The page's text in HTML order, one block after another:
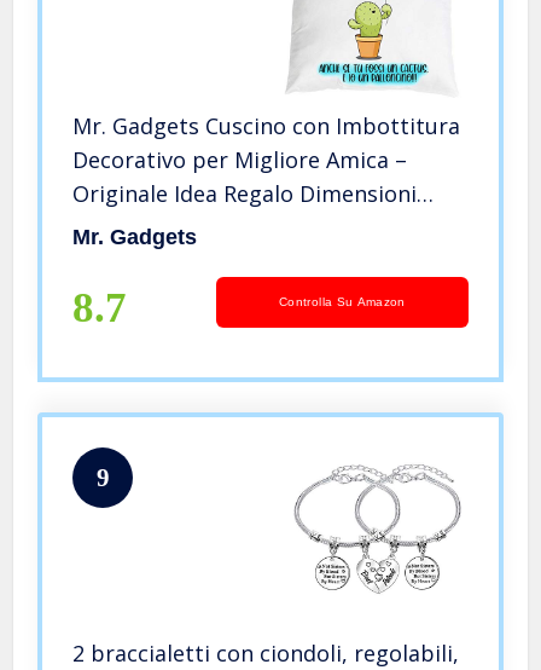
Mr. Gadgets Cuscino con Imbottitura
Decorativo per Migliore Amica –
Originale Idea Regalo Dimensioni
40×40 cm Circa (Modello 7)
Mr. Gadgets
8.7 Controlla Su Amazon
9
2 braccialetti con ciondoli, regolabili,